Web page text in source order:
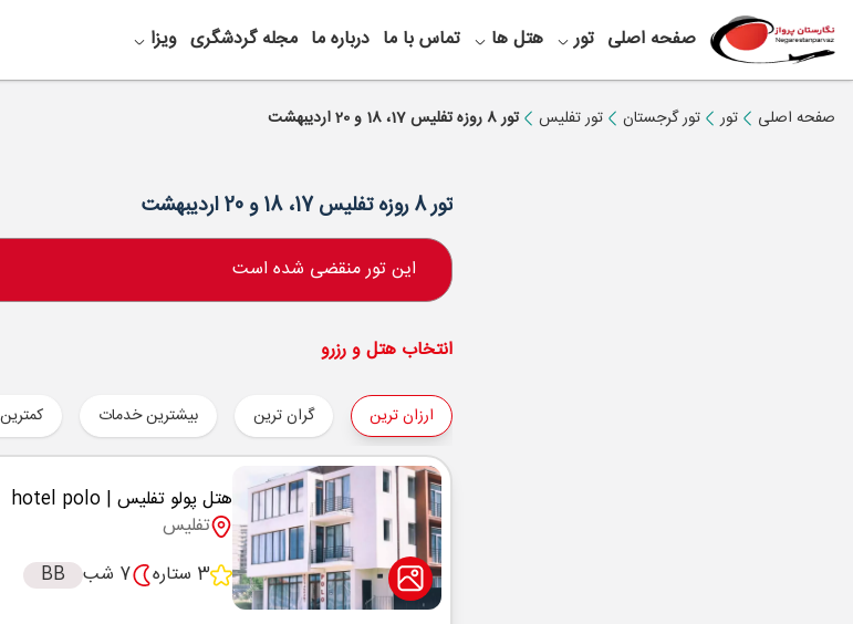
صفحه اصلی تور هتل ها تماس با ما درباره ما مجله گردشگری ویزا
صفحه اصلی تور تور گرجستان تور تفلیس تور 8 روزه تفلیس 17، 18 و 20 اردیبهشت
تور 8 روزه تفلیس 17، 18 و 20 اردیبهشت
این تور منقضی شده است
انتخاب هتل و رزرو
ارزان ترین گران ترین بیشترین خدمات
هتل پولو تفلیس | hotel polo
تفلیس
3 ستاره
7 شب BB